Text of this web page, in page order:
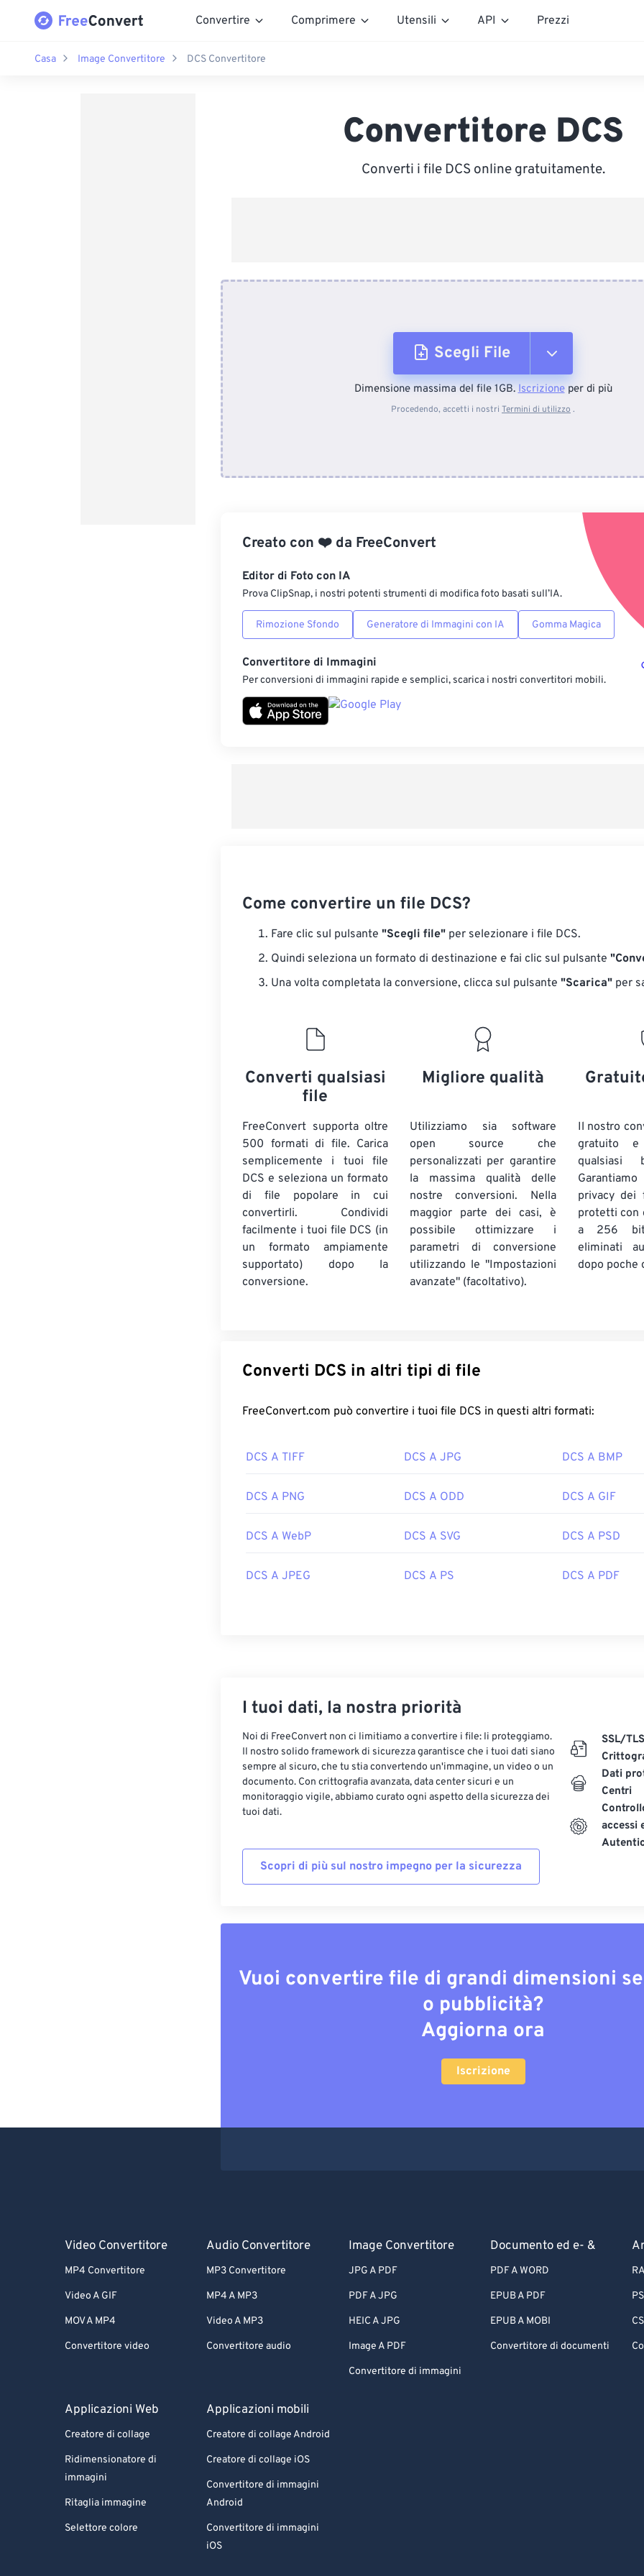
Convertire Comprimere Utensili API Prezzi
Casa Image Convertitore DCS Convertitore
Convertitore DCS
Converti i file DCS online gratuitamente.
Scegli File
Dal dispositivo
Dall'URL
Dimensione massima del file 1GB.Iscrizioneper di più
Procedendo, accetti i nostri Termini di utilizzo .
Creato con ❤️ da FreeConvert
Editor di Foto con IA
Prova ClipSnap, i nostri potenti strumenti di modifica foto basati sull’IA.
Rimozione Sfondo Generatore di Immagini con IA Gomma Magica
Convertitore di Immagini
Per conversioni di immagini rapide e semplici, scarica i nostri convertitori mobili.
Come convertire un file DCS?
Fare clic sul pulsante "Scegli file" per selezionare i file DCS.
Quindi seleziona un formato di destinazione e fai clic sul pulsante
Una volta completata la conversione, clicca sul pulsante "Scarica" ​​per
Converti qualsiasi
file
FreeConvert supporta oltre
500 formati di file. Carica
semplicemente i tuoi file
DCS e seleziona un formato
di file popolare in cui
convertirli. Condividi
facilmente i tuoi file DCS (in
un formato ampiamente
supportato) dopo la
conversione.
Migliore qualità
Utilizziamo sia software
open source che
personalizzati per garantire
la massima qualità delle
nostre conversioni. Nella
maggior parte dei casi, è
possibile ottimizzare i
parametri di conversione
utilizzando le "Impostazioni
avanzate" (facoltativo).
Il nostro
gratuito
qualsiasi
privacy
protetti con
a 256
eliminati
dopo poche
Converti DCS in altri tipi di file
FreeConvert.com può convertire i tuoi file DCS in questi altri formati:
DCS A TIFF DCS A JPG DCS A BMP
DCS A PNG DCS A ODD DCS A GIF
DCS A WebP DCS A SVG DCS A PSD
DCS A JPEG DCS A PS DCS A PDF
I tuoi dati, la nostra priorità
Noi di FreeConvert non ci limitiamo a convertire i file: li proteggiamo.
Il nostro solido framework di sicurezza garantisce che i tuoi dati siano
sempre al sicuro, che tu stia convertendo un'immagine, un video o un
documento. Con crittografia avanzata, data center sicuri e un
monitoraggio vigile, abbiamo curato ogni aspetto della sicurezza dei
tuoi dati.
Scopri di più sul nostro impegno per la sicurezza
SSL/TLS
Dati
Centri
accessi
Vuoi convertire file di grandi dimensioni
o pubblicità?
Aggiorna ora
Iscrizione
Video Convertitore
MP4 Convertitore
Video A GIF
MOV A MP4
Convertitore video
Audio Convertitore
MP3 Convertitore
MP4 A MP3
Video A MP3
Convertitore audio
Image Convertitore
JPG A PDF
PDF A JPG
HEIC A JPG
Image A PDF
Convertitore di immagini
Documento ed e- &
PDF A WORD
EPUB A PDF
EPUB A MOBI
Convertitore di documenti
Applicazioni Web
Creatore di collage
Ridimensionatore di
immagini
Ritaglia immagine
Selettore colore
Applicazioni mobili
Creatore di collage Android
Creatore di collage iOS
Convertitore di immagini
Android
Convertitore di immagini
iOS